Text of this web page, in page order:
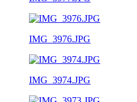
IMG_3976.JPG
IMG_3974.JPG